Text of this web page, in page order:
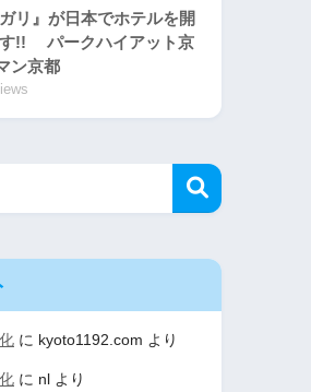
ガリ』が日本でホテルを開
!! パークハイアット京
ン京都
に kyoto1192.com より
に nl より